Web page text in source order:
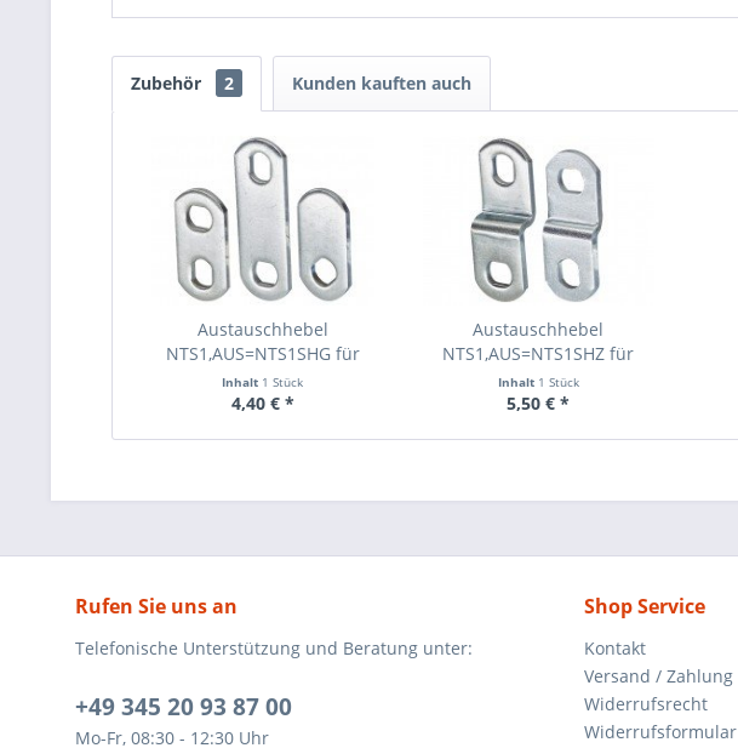
Zubehör 2 Kunden kauften auch
Austauschhebel
NTS1,AUS=NTS1SHG für
IKON...
Inhalt 1 Stück
4,40 € *
Austauschhebel
NTS1,AUS=NTS1SHZ für
IKON...
Inhalt 1 Stück
5,50 € *
Rufen Sie uns an
Telefonische Unterstützung und Beratung unter:
+49 345 20 93 87 00
Mo-Fr, 08:30 - 12:30 Uhr
Shop Service
Kontakt
Versand / Zahlung
Widerrufsrecht
Widerrufsformular